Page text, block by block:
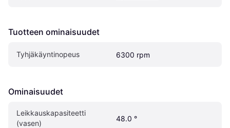
Tuotteen ominaisuudet
Tyhjäkäyntinopeus 6300 rpm
Ominaisuudet
Leikkauskapasiteetti
(vasen)
48.0 °